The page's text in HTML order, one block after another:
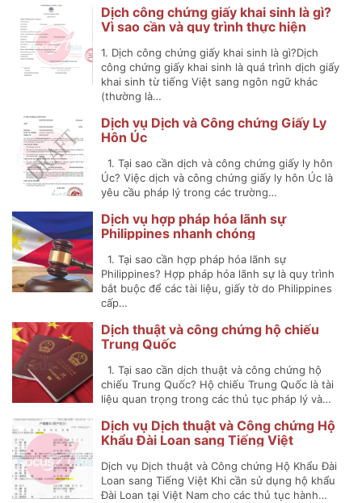
Dịch công chứng giấy khai sinh là gì?
Vì sao cần và quy trình thực hiện
1. Dịch công chứng giấy khai sinh là gì?Dịch
công chứng giấy khai sinh là quá trình dịch giấy
khai sinh từ tiếng Việt sang ngôn ngữ khác
(thường là…
Dịch vụ Dịch và Công chứng Giấy Ly
Hôn Úc
1. Tại sao cần dịch và công chứng giấy ly hôn
Úc? Việc dịch và công chứng giấy ly hôn Úc là
yêu cầu pháp lý trong các trường…
Dịch vụ hợp pháp hóa lãnh sự
Philippines nhanh chóng
1. Tại sao cần hợp pháp hóa lãnh sự
Philippines? Hợp pháp hóa lãnh sự là quy trình
bắt buộc để các tài liệu, giấy tờ do Philippines
cấp…
Dịch thuật và công chứng hộ chiếu
Trung Quốc
1. Tại sao cần dịch thuật và công chứng hộ
chiếu Trung Quốc? Hộ chiếu Trung Quốc là tài
liệu quan trọng trong các thủ tục pháp lý và…
Dịch vụ Dịch thuật và Công chứng Hộ
Khẩu Đài Loan sang Tiếng Việt
Dịch vụ Dịch thuật và Công chứng Hộ Khẩu Đài
Loan sang Tiếng Việt Khi cần sử dụng hộ khẩu
Đài Loan tại Việt Nam cho các thủ tục hành…